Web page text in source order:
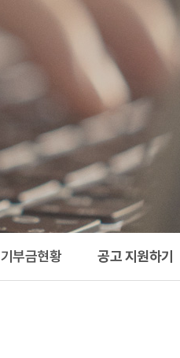
기부금현황 공고 지원하기